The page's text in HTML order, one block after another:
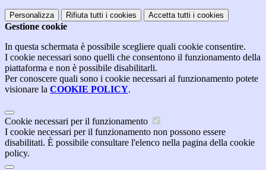
Personalizza Rifiuta tutti i cookies Accetta tutti i cookies
Gestione cookie
In questa schermata è possibile scegliere quali cookie consentire.
I cookie necessari sono quelli che consentono il funzionamento della
piattaforma e non è possibile disabilitarli.
Per conoscere quali sono i cookie necessari al funzionamento potete
visionare la COOKIE POLICY.
Cookie necessari per il funzionamento
I cookie necessari per il funzionamento non possono essere
disabilitati. È possibile consultare l'elenco nella pagina della cookie
policy.